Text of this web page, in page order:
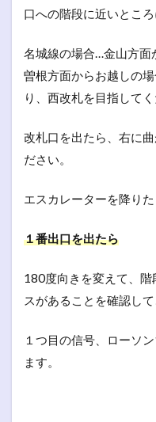
口への階段に近いところ
名城線の場合…金山方面
曽根方面からお越しの
り、西改札を目指してく
改札口を出たら、右に
ださい。
エスカレーターを降りた
１番出口を出たら
180度向きを変えて、
スがあることを確認し
１つ目の信号、ローソ
ます。